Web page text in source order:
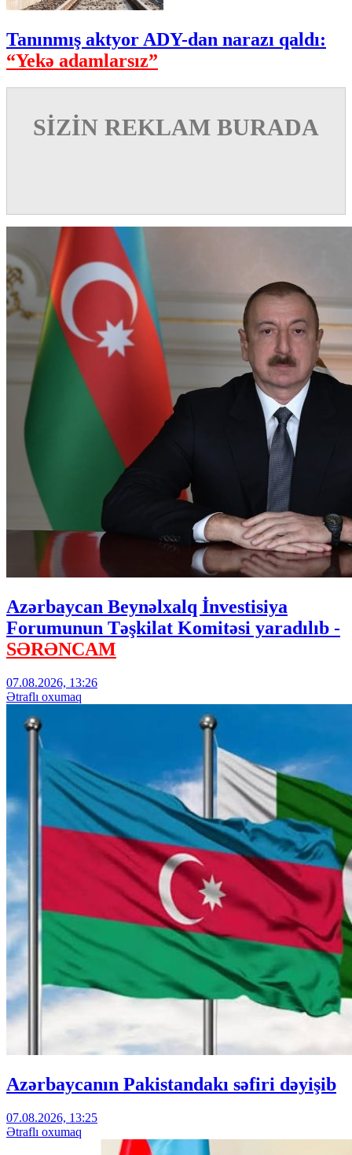
Tanınmış aktyor ADY-dan narazı qaldı:
“Yekə adamlarsız”
SİZİN REKLAM BURADA
Azərbaycan Beynəlxalq İnvestisiya
Forumunun Təşkilat Komitəsi yaradılıb -
SƏRƏNCAM
07.08.2026, 13:26
Ətraflı oxumaq
Azərbaycanın Pakistandakı səfiri dəyişib
07.08.2026, 13:25
Ətraflı oxumaq